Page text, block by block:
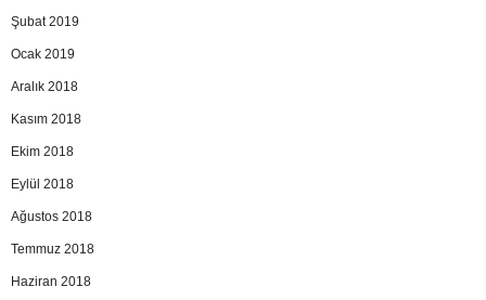
Şubat 2019
Ocak 2019
Aralık 2018
Kasım 2018
Ekim 2018
Eylül 2018
Ağustos 2018
Temmuz 2018
Haziran 2018